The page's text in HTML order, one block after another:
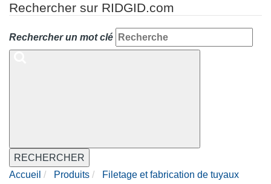
Rechercher sur RIDGID.com
Rechercher un mot clé
RECHERCHER
Accueil
Produits
Filetage et fabrication de tuyaux